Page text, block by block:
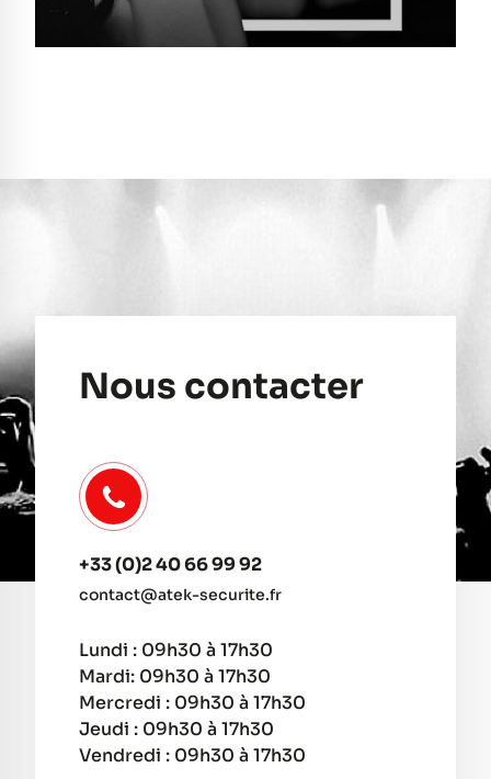
Nous contacter
+33 (0)2 40 66 99 92
contact@atek-securite.fr
Lundi : 09h30 à 17h30
Mardi: 09h30 à 17h30
Mercredi : 09h30 à 17h30
Jeudi : 09h30 à 17h30
Vendredi : 09h30 à 17h30